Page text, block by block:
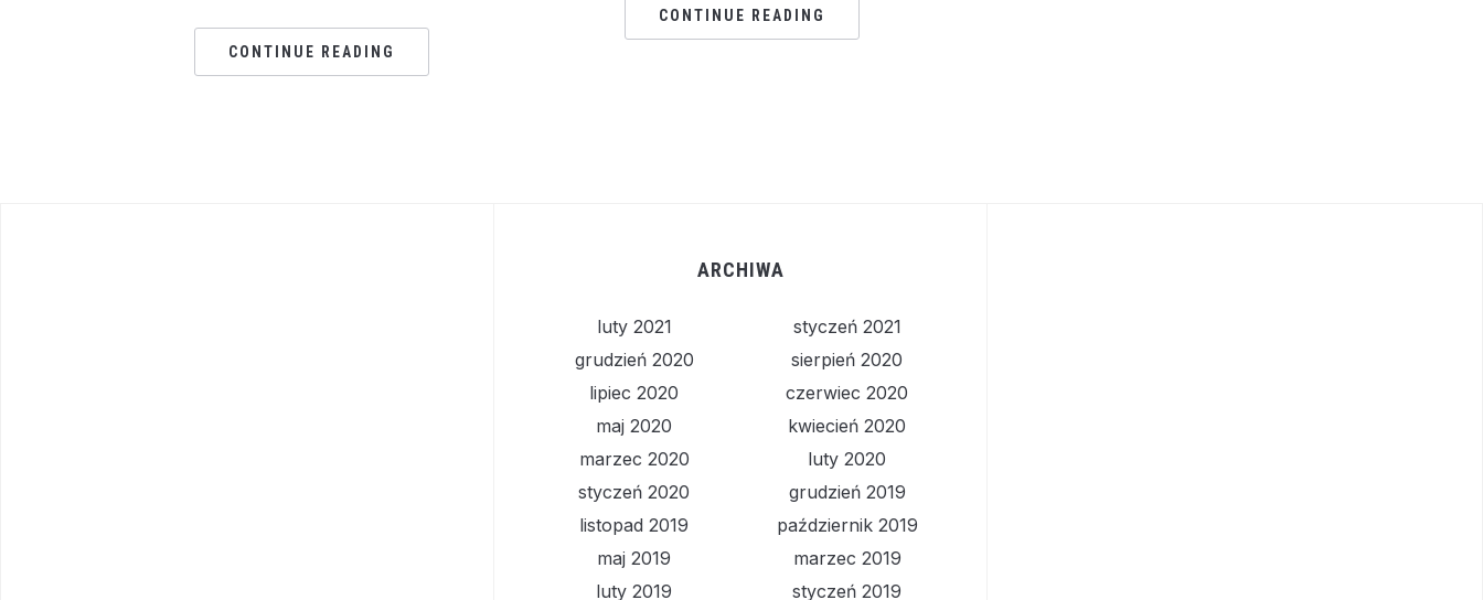
CONTINUE READING
CONTINUE READING
ARCHIWA
luty 2021
styczeń 2021
grudzień 2020
sierpień 2020
lipiec 2020
czerwiec 2020
maj 2020
kwiecień 2020
marzec 2020
luty 2020
styczeń 2020
grudzień 2019
listopad 2019
październik 2019
maj 2019
marzec 2019
luty 2019
styczeń 2019